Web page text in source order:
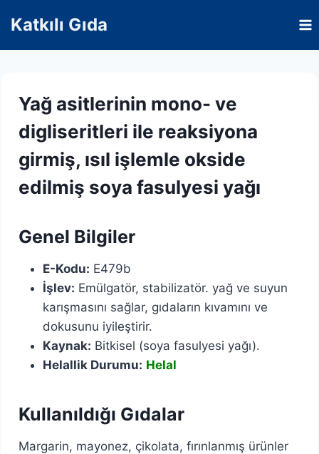
content
Katkılı Gıda
Yağ asitlerinin mono- ve
digliseritleri ile reaksiyona
girmiş, ısıl işlemle okside
edilmiş soya fasulyesi yağı
Genel Bilgiler
E-Kodu: E479b
İşlev: Emülgatör, stabilizatör. yağ ve suyun
karışmasını sağlar, gıdaların kıvamını ve
dokusunu iyileştirir.
Kaynak: Bitkisel (soya fasulyesi yağı).
Helallik Durumu: Helal
Kullanıldığı Gıdalar
Margarin, mayonez, çikolata, fırınlanmış ürünler